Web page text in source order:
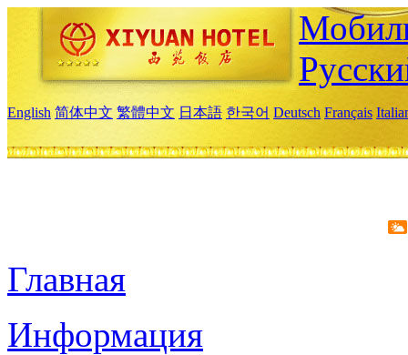
English 简体中文 繁體中文 日本語 한국어 Deutsch Français
Главная
Информация